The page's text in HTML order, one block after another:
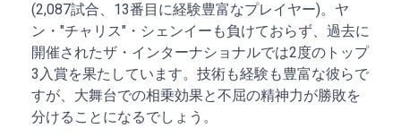
(2,087試合、13番目に経験豊富なプレイヤー)。ヤ
ン・"チャリス"・シェンイーも負けておらず、過去に
開催されたザ・インターナショナルでは2度のトップ
3入賞を果たしています。技術も経験も豊富な彼らで
すが、大舞台での相乗効果と不屈の精神力が勝敗を
分けることになるでしょう。